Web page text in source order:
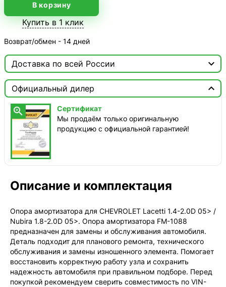
В корзину
Купить в 1 клик
Возврат/обмен - 14 дней
Доставка по всей России 
 Москва
ТопРадар — Курьер
сегодня, от 350 ₽
ТопРадар — Самовывоз
сегодня, бесплатно
наб. Бережковская, д. 20, стр. 19
1-3 дня, от 385 ₽
Официальный дилер


Сертификат
Мы продаём только оригинальную
продукцию с официальной гарантией!
Описание и комплектация
Опора амортизатора для CHEVROLET Lacetti 1.4-2.0D 05> /
Nubira 1.8-2.0D 05>. Опора амортизатора FM-1088
предназначен для замены и обслуживания автомобиля.
Деталь подходит для планового ремонта, технического
обслуживания и замены изношенного элемента. Помогает
восстановить корректную работу узла и сохранить
надежность автомобиля при правильном подборе. Перед
покупкой рекомендуем сверить совместимость по VIN-